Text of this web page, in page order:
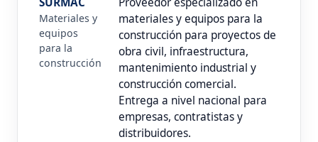
Materiales y
equipos
para la
construcción
materiales y equipos para la
construcción para proyectos de
obra civil, infraestructura,
mantenimiento industrial y
construcción comercial.
Entrega a nivel nacional para
empresas, contratistas y
distribuidores.